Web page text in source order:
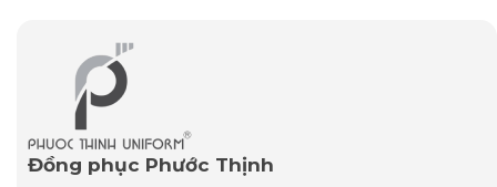
Đồng phục Phước Thịnh